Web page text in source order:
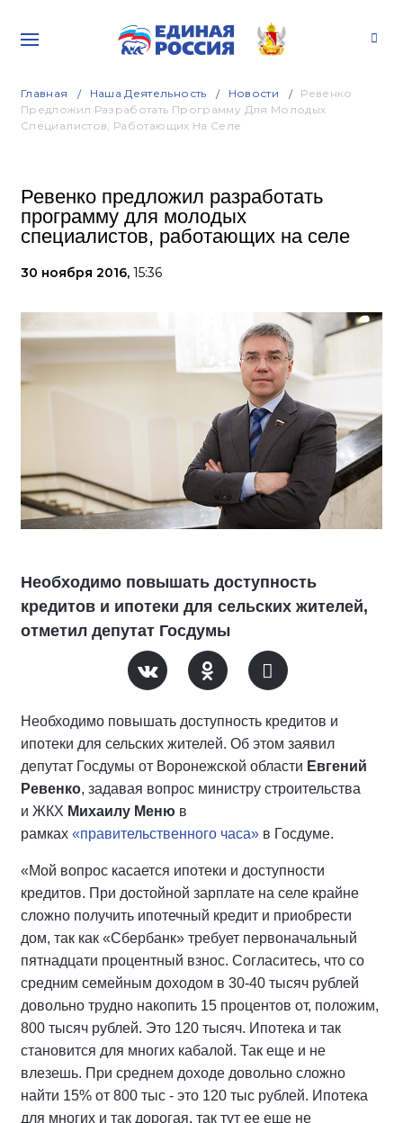
Главная Наша Деятельность Новости
Ревенко
Предложил Разработать Программу Для Молодых
Специалистов, Работающих На Селе
Ревенко предложил разработать
программу для молодых
специалистов, работающих на селе
30 ноября 2016, 15:36
Необходимо повышать доступность
кредитов и ипотеки для сельских жителей,
отметил депутат Госдумы
Необходимо повышать доступность кредитов и
ипотеки для сельских жителей. Об этом заявил
депутат Госдумы от Воронежской области Евгений
Ревенко, задавая вопрос министру строительства
и ЖКХ Михаилу Меню в
рамках «правительственного часа» в Госдуме.
«Мой вопрос касается ипотеки и доступности
кредитов. При достойной зарплате на селе крайне
сложно получить ипотечный кредит и приобрести
дом, так как «Сбербанк» требует первоначальный
пятнадцати процентный взнос. Согласитесь, что со
средним семейным доходом в 30-40 тысяч рублей
довольно трудно накопить 15 процентов от, положим,
800 тысяч рублей. Это 120 тысяч. Ипотека и так
становится для многих кабалой. Так еще и не
влезешь. При среднем доходе довольно сложно
найти 15% от 800 тыс - это 120 тыс рублей. Ипотека
для многих и так дорогая, так тут ее еще не